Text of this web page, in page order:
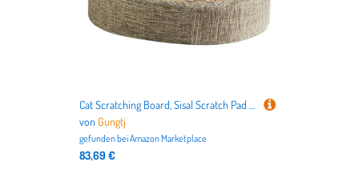
Cat Scratching Board, Sisal Scratch Pad Nest, 16.14x12.2x3.94 inches Wear-Resistant Pet Furniture Protector for Rest, Training, Play, and Active Kitten Entertainment at Home or Shelter
von Gungtj
gefunden beiAmazon Marketplace
83,69 €